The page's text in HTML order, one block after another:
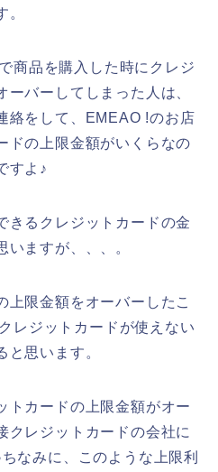
商品を購入した時にクレジ
ーバーしてしまった人は、
絡をして、EMEAO !のお店
ドの上限金額がいくらなの
すよ♪
きるクレジットカードの金
ますが、、、。
上限金額をオーバーしたこ
レジットカードが使えない
と思います。
トカードの上限金額がオー
クレジットカードの会社に
なみに、このような上限利